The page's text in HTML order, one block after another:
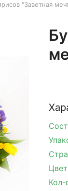
"Заветная
Цвет
Кол-